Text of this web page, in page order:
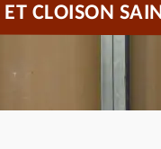
ET CLOISON